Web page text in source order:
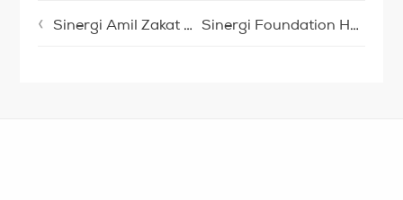
Sinergi Amil Zakat – Sinergi Foundation Nyatakan Komitmen Bersama Lembaga Amil Zakat dan Dinas Koperasi dan Usaha Kecil Menengah Kota Bandung untuk Fokus Tuntaskan Isu Ghorimin Sinergi Foundation Hadir dalam Festival Lebaran Yatim dan Penyandang Disabilitas 2026